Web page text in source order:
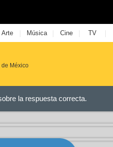
Arte | Música | Cine | TV |
de México
la respuesta correcta.